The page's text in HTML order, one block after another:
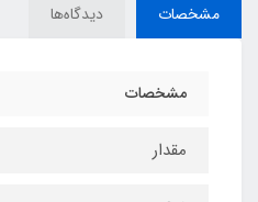
مشخصات دیدگاه‌ها
مشخصات
مقدار